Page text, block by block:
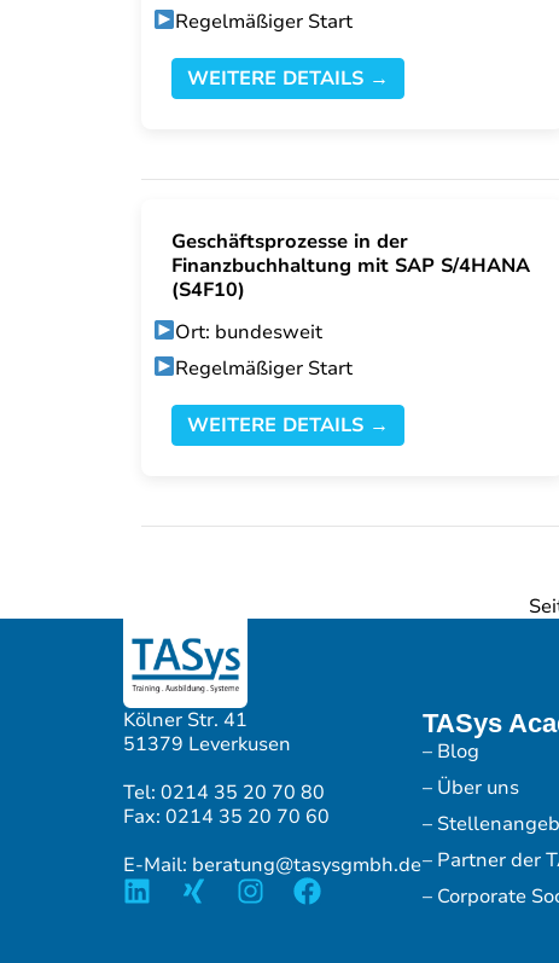
Regelmäßiger Start
WEITERE DETAILS →
Geschäftsprozesse in der
Finanzbuchhaltung mit SAP S/4HANA
(S4F10)
Ort: bundesweit
Regelmäßiger Start
WEITERE DETAILS →
Kölner Str. 41
51379 Leverkusen
Tel: 0214 35 20 70 80
Fax: 0214 35 20 70 60
E-Mail: beratung@tasysgmbh.de
TASys
– Blog
– Über uns
–
– Partner der
– Corporate